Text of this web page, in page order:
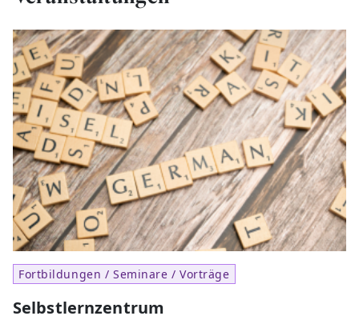
Fortbildungen / Seminare / Vorträge
Selbstlernzentrum